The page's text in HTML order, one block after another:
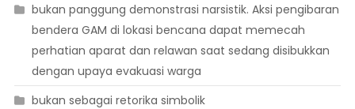
bukan panggung demonstrasi narsistik. Aksi pengibaran
bendera GAM di lokasi bencana dapat memecah
perhatian aparat dan relawan saat sedang disibukkan
dengan upaya evakuasi warga
bukan sebagai retorika simbolik